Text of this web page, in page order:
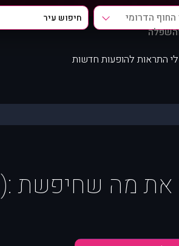
הדרומי
התראות להופעות חדשות
את מה שחיפשת :(